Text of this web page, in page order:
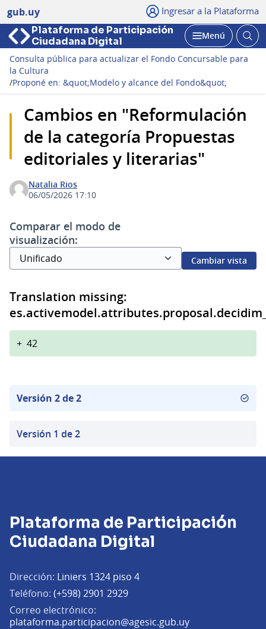
gub.uy Ingresar a la Plataforma
Plataforma de Participación
Ciudadana Digital
Abrir
Menú
Consulta pública para actualizar el Fondo Concursable para
la Cultura
/Proponé en: &quot;Modelo y alcance del Fondo&quot;
Cambios en "Reformulación
de la categoría Propuestas
editoriales y literarias"
Natalia Rios
06/05/2026 17:10
Comparar el modo de
visualización:
Cambiar vista
Translation missing:
+ 42
Versión 2 de 2
Versión 1 de 2
Plataforma de Participación
Ciudadana Digital
Dirección: Liniers 1324 piso 4
Teléfono: (+598) 2901 2929
Correo electrónico:
plataforma.participacion@agesic.gub.uy(Abrir en una